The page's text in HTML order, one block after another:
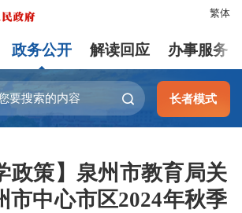
繁体
政务公开 解读回应 办事服务
长者模式
政策】泉州市教育局关
市中心市区2024年秋季